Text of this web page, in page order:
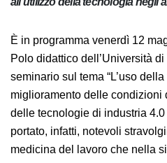
legate all’utilizzo della
È in programma venerdì 12
presso il Polo didattico
(Uniud), il seminario sul tema
per il miglioramento delle
L’introduzione delle
Internet of things ha
stravolgimenti e migliorie sia